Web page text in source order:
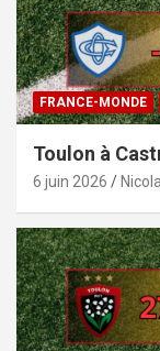
FRANCE-MONDE
Toulon à
6 juin 2026